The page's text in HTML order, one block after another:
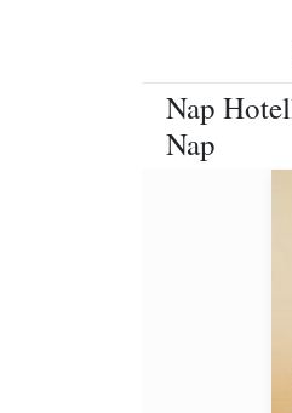
Nap
Nap